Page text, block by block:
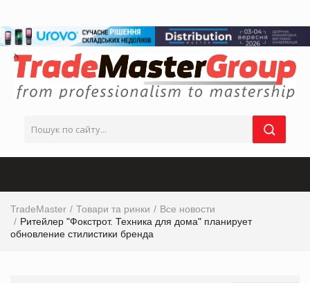
TradeMaster Товари та ринки
Все новости
Ритейлер "Фокстрот. Техника для дома" планирует
обновление стилистики бренда